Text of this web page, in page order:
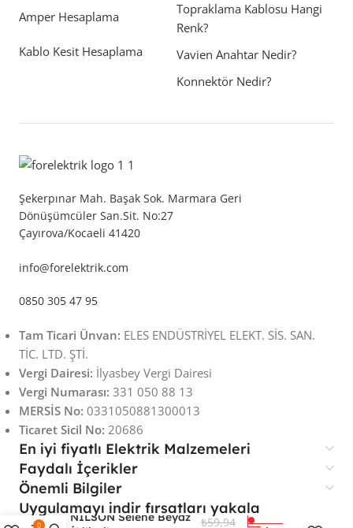
Amper Hesaplama
Kablo Kesit Hesaplama
Topraklama Kablosu Hangi
Renk?
Vavien Anahtar Nedir?
Konnektör Nedir?
Şekerpınar Mah. Başak Sok. Marmara Geri
Dönüşümcüler San.Sit. No:27
Çayırova/Kocaeli 41420
info@forelektrik.com
0850 305 47 95
Tam Ticari Ünvan: ELES ENDÜSTRİYEL ELEKT. SİS. SAN.
TİC. LTD. ŞTİ.
Vergi Dairesi: İlyasbey Vergi Dairesi
Vergi Numarası: 331 050 88 13
MERSİS No: 0331050881300013
Ticaret Sicil No: 20686
En iyi fiyatlı Elektrik Malzemeleri
Faydalı İçerikler
Önemli Bilgiler
Uygulamayı indir fırsatları yakala
NİLSON Selene Beyaz
₺59,94
0